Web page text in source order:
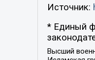
Источник:
* Единый
Высший